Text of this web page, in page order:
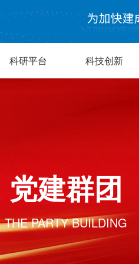
科研平台 科技创新
THE PARTY BUILDING
党建群团